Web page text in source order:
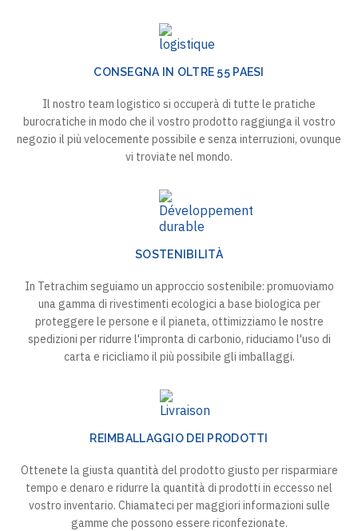
CONSEGNA IN OLTRE 55 PAESI
Il nostro team logistico si occuperà di tutte le pratiche
burocratiche in modo che il vostro prodotto raggiunga il vostro
negozio il più velocemente possibile e senza interruzioni, ovunque
vi troviate nel mondo.
SOSTENIBILITÀ
In Tetrachim seguiamo un approccio sostenibile: promuoviamo
una gamma di rivestimenti ecologici a base biologica per
proteggere le persone e il pianeta, ottimizziamo le nostre
spedizioni per ridurre l'impronta di carbonio, riduciamo l'uso di
carta e ricicliamo il più possibile gli imballaggi.
REIMBALLAGGIO DEI PRODOTTI
Ottenete la giusta quantità del prodotto giusto per risparmiare
tempo e denaro e ridurre la quantità di prodotti in eccesso nel
vostro inventario. Chiamateci per maggiori informazioni sulle
gamme che possono essere riconfezionate.